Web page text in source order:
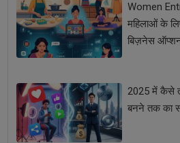
MSME Entrepreneurs के लिए
शुरू करने का आसान तरीका
Women
महिलाओं के
बिज़नेस
2025 में कैसे
बनने तक का